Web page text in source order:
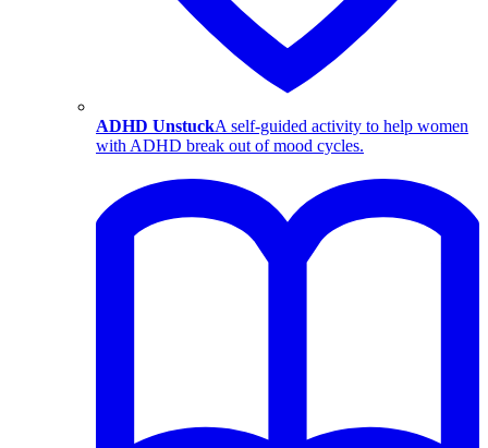
ADHD UnstuckA self-guided activity to help women
with ADHD break out of mood cycles.